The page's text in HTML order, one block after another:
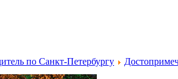
по Санкт-Петербургу